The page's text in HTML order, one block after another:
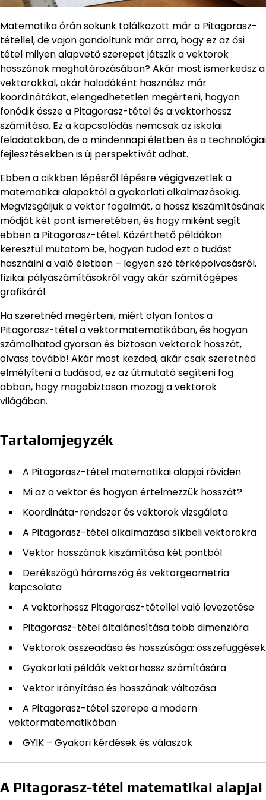
Matematika órán sokunk találkozott már a Pitagorasz-
tétellel, de vajon gondoltunk már arra, hogy ez az ősi
tétel milyen alapvető szerepet játszik a vektorok
hosszának meghatározásában? Akár most ismerkedsz a
vektorokkal, akár haladóként használsz már
koordinátákat, elengedhetetlen megérteni, hogyan
fonódik össze a Pitagorasz-tétel és a vektorhossz
számítása. Ez a kapcsolódás nemcsak az iskolai
feladatokban, de a mindennapi életben és a technológiai
fejlesztésekben is új perspektívát adhat.
Ebben a cikkben lépésről lépésre végigvezetlek a
matematikai alapoktól a gyakorlati alkalmazásokig.
Megvizsgáljuk a vektor fogalmát, a hossz kiszámításának
módját két pont ismeretében, és hogy miként segít
ebben a Pitagorasz-tétel. Közérthető példákon
keresztül mutatom be, hogyan tudod ezt a tudást
használni a való életben – legyen szó térképolvasásról,
fizikai pályaszámításokról vagy akár számítógépes
grafikáról.
Ha szeretnéd megérteni, miért olyan fontos a
Pitagorasz-tétel a vektormatematikában, és hogyan
számolhatod gyorsan és biztosan vektorok hosszát,
olvass tovább! Akár most kezded, akár csak szeretnéd
elmélyíteni a tudásod, ez az útmutató segíteni fog
abban, hogy magabiztosan mozogj a vektorok
világában.
Tartalomjegyzék
A Pitagorasz-tétel matematikai alapjai röviden
Mi az a vektor és hogyan értelmezzük hosszát?
Koordináta-rendszer és vektorok vizsgálata
A Pitagorasz-tétel alkalmazása síkbeli vektorokra
Vektor hosszának kiszámítása két pontból
Derékszögű háromszög és vektorgeometria
kapcsolata
A vektorhossz Pitagorasz-tétellel való levezetése
Pitagorasz-tétel általánosítása több dimenzióra
Vektorok összeadása és hosszúsága: összefüggések
Gyakorlati példák vektorhossz számítására
Vektor irányítása és hosszának változása
A Pitagorasz-tétel szerepe a modern
vektormatematikában
GYIK – Gyakori kérdések és válaszok
A Pitagorasz-tétel matematikai alapjai